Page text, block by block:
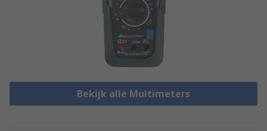
Bekijk alle Multimeters